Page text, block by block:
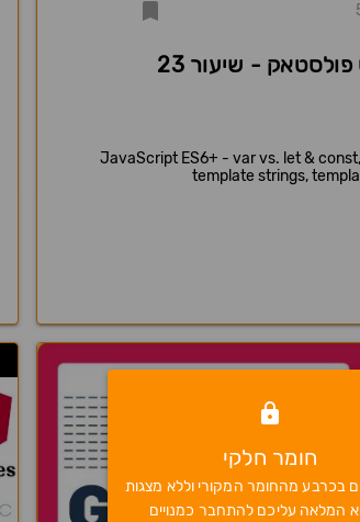
- שיעור 23
JavaScript ES6+ - var vs. let &
template strings,
חומר חלקי
בכרבע מהחומר המקורי וללא מצגות
המלאה עליכם להתחבר כמנויים